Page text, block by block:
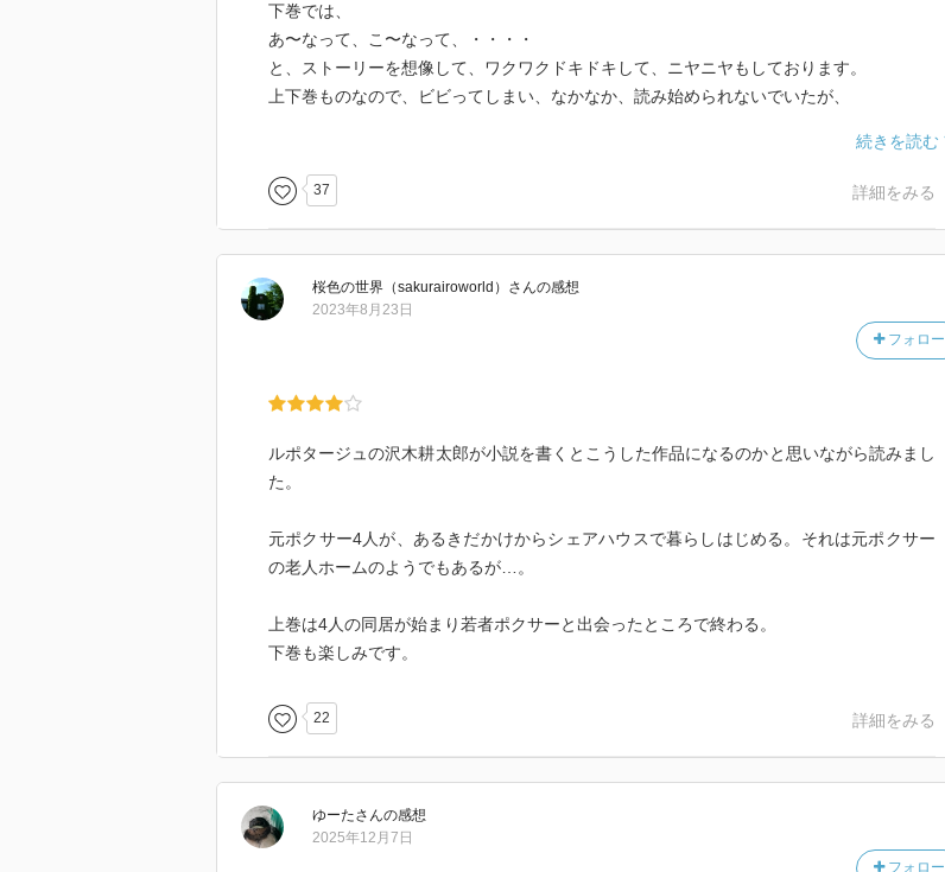
下巻では、
あ〜なって、こ〜なって、・・・・
と、ストーリーを想像して、ワクワクドキドキして、ニヤニヤもしております。
上下巻ものなので、ビビってしまい、なかなか、読み始められないでいたが、
・・・・・とっても楽しいです・・・・・
37 詳細をみる
桜色の世界（sakurairoworld） さんの感想
フォロー
2023年8月23日
ルポタージュの沢木耕太郎が小説を書くとこうした作品になるのかと思いながら読みまし
た。
元ポクサー4人が、あるきだかけからシェアハウスで暮らしはじめる。それは元ポクサー
の老人ホームのようでもあるが…。
上巻は4人の同居が始まり若者ポクサーと出会ったところで終わる。
下巻も楽しみです。
22 詳細をみる
ゆーたさんの感想
フォロー
2025年12月7日